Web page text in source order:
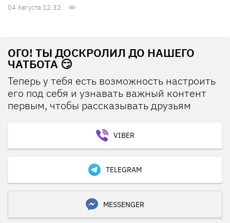
04 Августа 12:32
ОГО! ТЫ ДОСКРОЛИЛ ДО НАШЕГО
ЧАТБОТА 😏
Теперь у тебя есть возможность настроить
его под себя и узнавать важный контент
первым, чтобы рассказывать друзьям
VIBER
TELEGRAM
MESSENGER